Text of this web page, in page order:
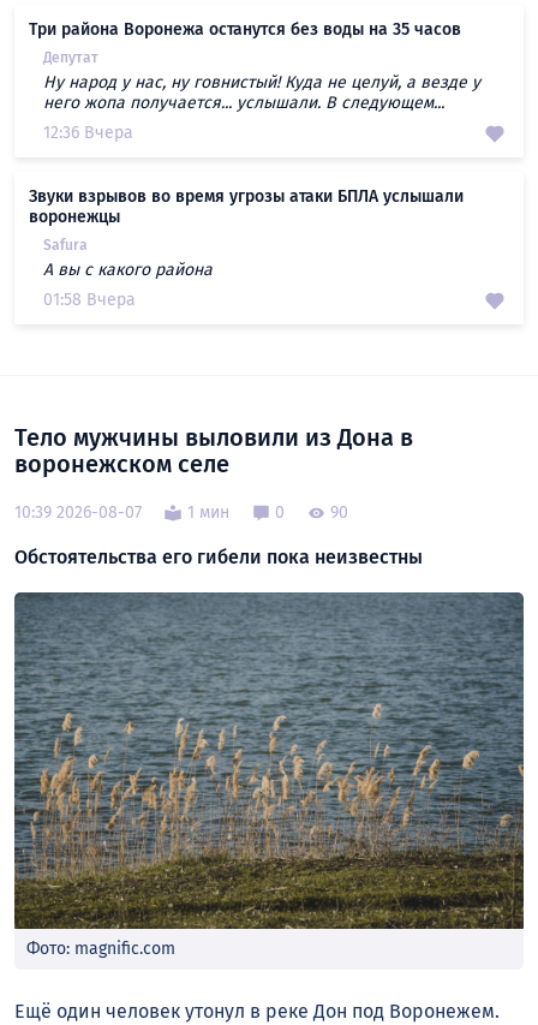
Три района Воронежа останутся без воды на 35 часов
Депутат
Ну народ у нас, ну говнистый! Куда не целуй, а везде у
него жопа получается... услышали. В следующем...
12:36 Вчера
Звуки взрывов во время угрозы атаки БПЛА услышали
воронежцы
Safura
А вы с какого района
01:58 Вчера
Тело мужчины выловили из Дона в
воронежском селе
10:39 2026-08-07 1 мин 0 90
Обстоятельства его гибели пока неизвестны
Фото: magnific.com
Ещё один человек утонул в реке Дон под Воронежем.